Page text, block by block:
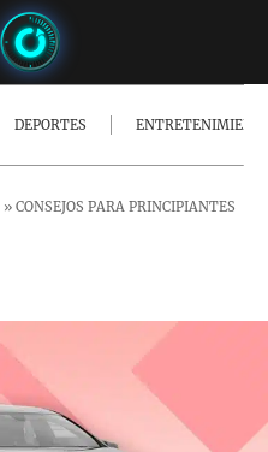
DEPORTES
» CONSEJOS PARA PRINCIPIANTES